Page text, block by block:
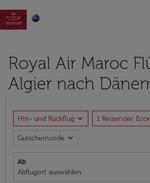

Royal Air Maroc
Algier nach
Hin- und Rückflug expand_more 1 Reisender,
Gutscheincode expand_more
Ab
Abflugort auswählen